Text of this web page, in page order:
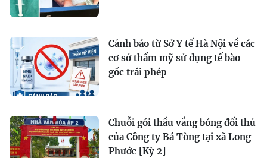
Cảnh báo từ Sở Y tế Hà Nội về các
cơ sở thẩm mỹ sử dụng tế bào
gốc trái phép
Chuỗi gói thầu vắng bóng đối thủ
của Công ty Bá Tòng tại xã Long
Phước [Kỳ 2]